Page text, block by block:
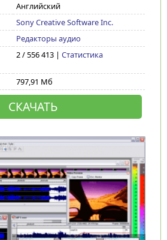
Английский
Sony Creative Software Inc.
Редакторы аудио
2 / 556 413 | Статистика
797,91 Мб
СКАЧАТЬ